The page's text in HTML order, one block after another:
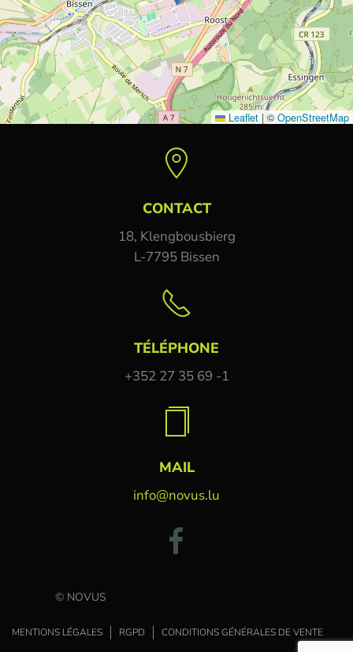
Leaflet | ©OpenStreetMap
CONTACT
18, Klengbousbierg
L-7795 Bissen
TÉLÉPHONE
+352 27 35 69 -1
MAIL
info@novus.lu
© NOVUS
MENTIONS LÉGALES RGPD CONDITIONS GÉNÉRALES DE VENTE